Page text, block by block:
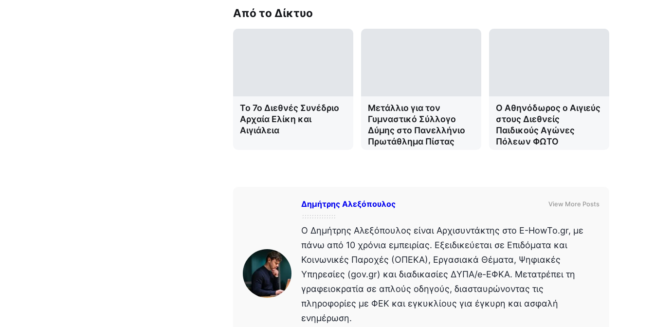
Από το Δίκτυο
Το 7ο Διεθνές Συνέδριο
Αρχαία Ελίκη και
Αιγιάλεια
Μετάλλιο για τον
Γυμναστικό Σύλλογο
Δύμης στο Πανελλήνιο
Πρωτάθλημα Πίστας
Ο Αθηνόδωρος ο Αιγιεύς
στους Διεθνείς
Παιδικούς Αγώνες
Πόλεων ΦΩΤΟ
Δημήτρης Αλεξόπουλος View More Posts
Ο Δημήτρης Αλεξόπουλος είναι Αρχισυντάκτης στο E-HowTo.gr, με
πάνω από 10 χρόνια εμπειρίας. Εξειδικεύεται σε Επιδόματα και
Κοινωνικές Παροχές (ΟΠΕΚΑ), Εργασιακά Θέματα, Ψηφιακές
Υπηρεσίες (gov.gr) και διαδικασίες ΔΥΠΑ/e-ΕΦΚΑ. Μετατρέπει τη
γραφειοκρατία σε απλούς οδηγούς, διασταυρώνοντας τις
πληροφορίες με ΦΕΚ και εγκυκλίους για έγκυρη και ασφαλή
ενημέρωση.